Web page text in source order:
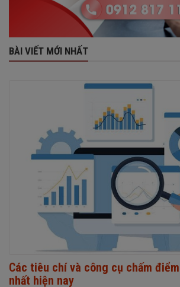
BÀI VIẾT MỚI NHẤT
Các tiêu chí và công cụ chấm
nhất hiện nay